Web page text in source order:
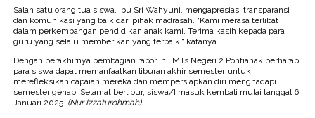
Salah satu orang tua siswa, Ibu Sri Wahyuni, mengapresiasi transparansi
dan komunikasi yang baik dari pihak madrasah. "Kami merasa terlibat
dalam perkembangan pendidikan anak kami. Terima kasih kepada para
guru yang selalu memberikan yang terbaik," katanya.
Dengan berakhirnya pembagian rapor ini, MTs Negeri 2 Pontianak berharap
para siswa dapat memanfaatkan liburan akhir semester untuk
merefleksikan capaian mereka dan mempersiapkan diri menghadapi
semester genap. Selamat berlibur, siswa/I masuk kembali mulai tanggal 6
Januari 2025. (Nur Izzaturohmah)